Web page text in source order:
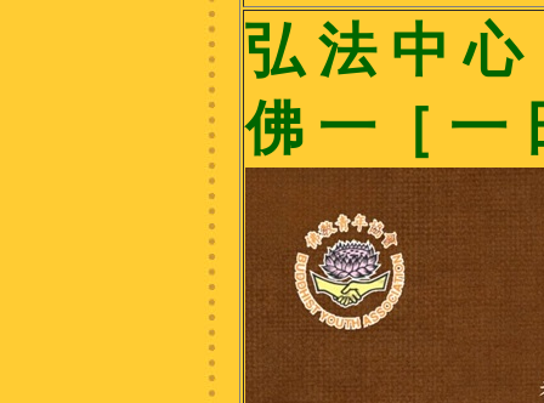
弘 法 中
佛 一［ 一